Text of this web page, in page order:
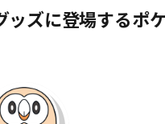
ッズに登場するポ